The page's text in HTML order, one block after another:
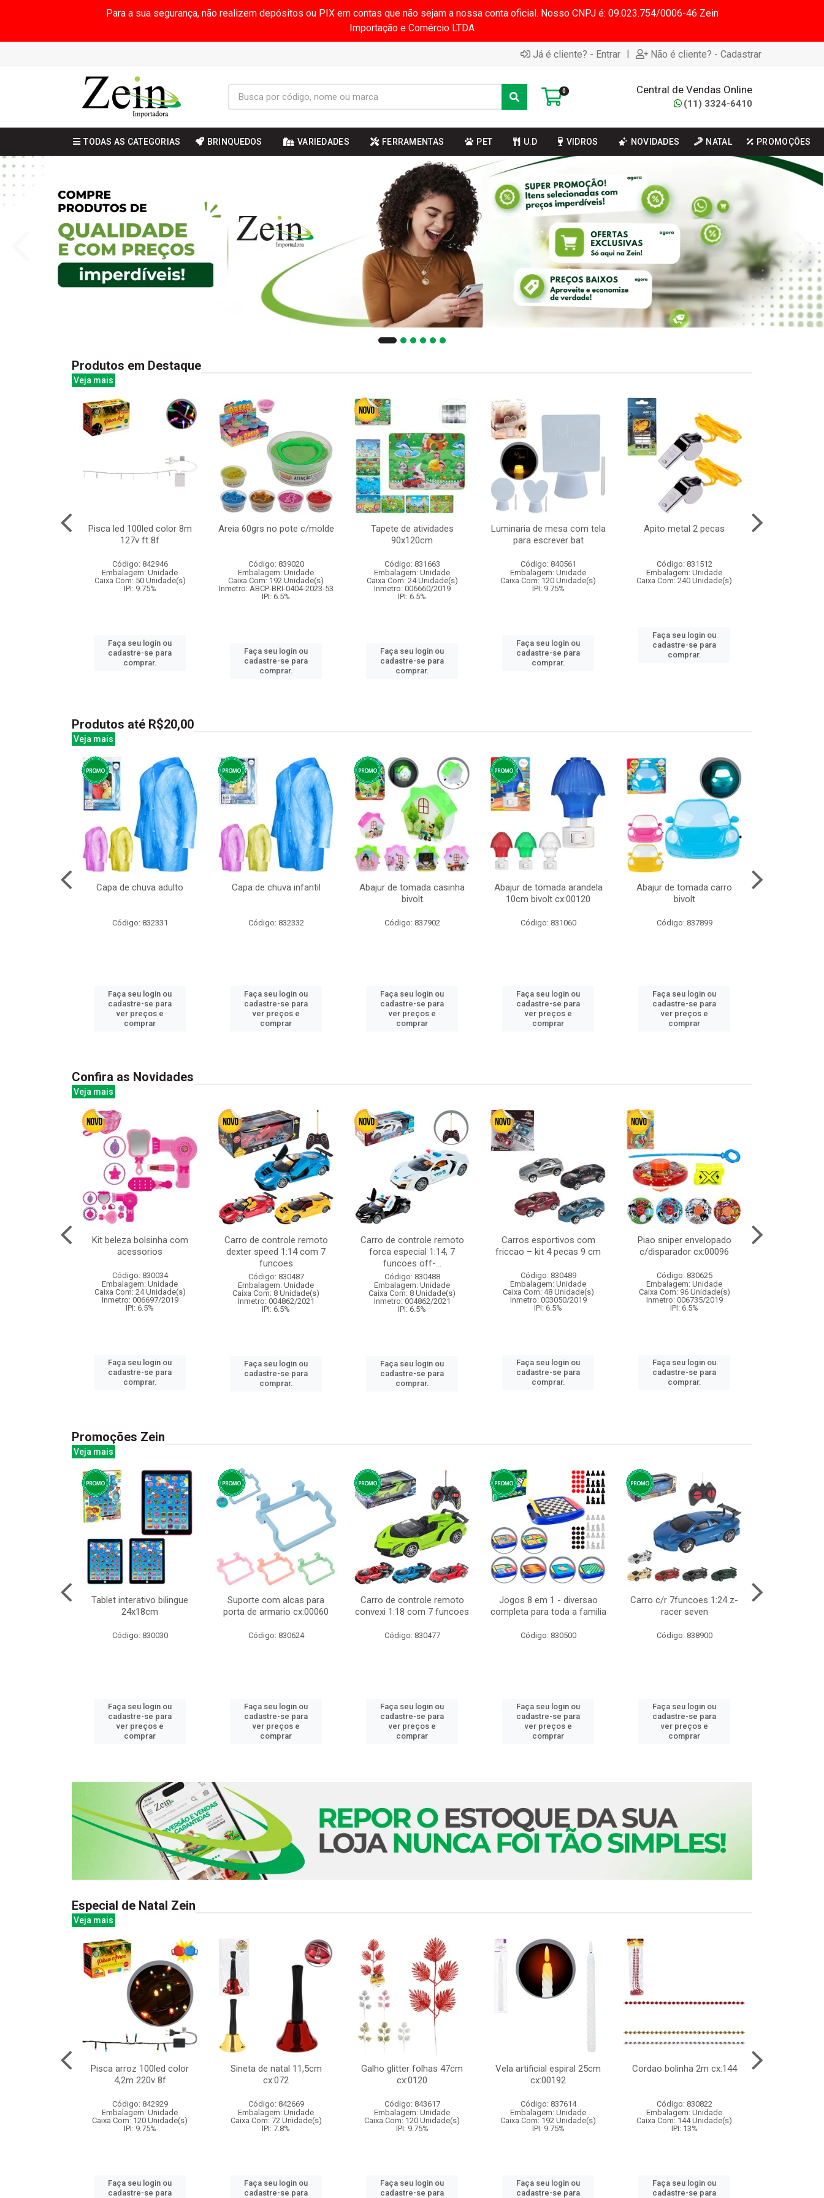
Para a sua segurança, não realizem depósitos ou PIX em contas que não sejam a nossa conta oficial. Nosso CNPJ é: 09.023.754/0006-46 Zein
Importação e Comércio LTDA
Já é cliente? - Entrar | Não é cliente? - Cadastrar
0 Central de Vendas Online
(11) 3324-6410
TODAS AS CATEGORIAS BRINQUEDOS VARIEDADES FERRAMENTAS PET U.D VIDROS NOVIDADES NATAL PROMOÇÕES
Produtos em Destaque
Veja mais
Pisca led 100led color 8m
127v ft 8f
Código: 842946
Embalagem: Unidade
Caixa Com: 50 Unidade(s)
IPI: 9.75%
Faça seu login ou
cadastre-se para
comprar.
Areia 60grs no pote c/molde
Código: 839020
Embalagem: Unidade
Caixa Com: 192 Unidade(s)
Inmetro: ABCP-BRI-0404-2023-53
IPI: 6.5%
Faça seu login ou
cadastre-se para
comprar.
Tapete de atividades
90x120cm
Código: 831663
Embalagem: Unidade
Caixa Com: 24 Unidade(s)
Inmetro: 006660/2019
IPI: 6.5%
Faça seu login ou
cadastre-se para
comprar.
Luminaria de mesa com tela
para escrever bat
Código: 840561
Embalagem: Unidade
Caixa Com: 120 Unidade(s)
IPI: 9.75%
Faça seu login ou
cadastre-se para
comprar.
Apito metal 2 pecas
Código: 831512
Embalagem: Unidade
Caixa Com: 240 Unidade(s)
Faça seu login ou
cadastre-se para
comprar.
Produtos até R$20,00
Veja mais
Capa de chuva adulto
Código: 832331
Faça seu login ou
cadastre-se para
ver preços e
comprar
Capa de chuva infantil
Código: 832332
Faça seu login ou
cadastre-se para
ver preços e
comprar
Abajur de tomada casinha
bivolt
Código: 837902
Faça seu login ou
cadastre-se para
ver preços e
comprar
Abajur de tomada arandela
10cm bivolt cx:00120
Código: 831060
Faça seu login ou
cadastre-se para
ver preços e
comprar
Abajur de tomada carro
bivolt
Código: 837899
Faça seu login ou
cadastre-se para
ver preços e
comprar
Confira as Novidades
Veja mais
Kit beleza bolsinha com
acessorios
Código: 830034
Embalagem: Unidade
Caixa Com: 24 Unidade(s)
Inmetro: 006697/2019
IPI: 6.5%
Faça seu login ou
cadastre-se para
comprar.
Carro de controle remoto
dexter speed 1:14 com 7
funcoes
Código: 830487
Embalagem: Unidade
Caixa Com: 8 Unidade(s)
Inmetro: 004862/2021
IPI: 6.5%
Faça seu login ou
cadastre-se para
comprar.
Carro de controle remoto
forca especial 1:14, 7
funcoes off-...
Código: 830488
Embalagem: Unidade
Caixa Com: 8 Unidade(s)
Inmetro: 004862/2021
IPI: 6.5%
Faça seu login ou
cadastre-se para
comprar.
Carros esportivos com
friccao – kit 4 pecas 9 cm
Código: 830489
Embalagem: Unidade
Caixa Com: 48 Unidade(s)
Inmetro: 003050/2019
IPI: 6.5%
Faça seu login ou
cadastre-se para
comprar.
Piao sniper envelopado
c/disparador cx:00096
Código: 830625
Embalagem: Unidade
Caixa Com: 96 Unidade(s)
Inmetro: 006735/2019
IPI: 6.5%
Faça seu login ou
cadastre-se para
comprar.
Promoções Zein
Veja mais
Tablet interativo bilingue
24x18cm
Código: 830030
Faça seu login ou
cadastre-se para
ver preços e
comprar
Suporte com alcas para
porta de armario cx:00060
Código: 830624
Faça seu login ou
cadastre-se para
ver preços e
comprar
Carro de controle remoto
convexi 1:18 com 7 funcoes
Código: 830477
Faça seu login ou
cadastre-se para
ver preços e
comprar
Jogos 8 em 1 - diversao
completa para toda a familia
Código: 830500
Faça seu login ou
cadastre-se para
ver preços e
comprar
Carro c/r 7funcoes 1:24 z-
racer seven
Código: 838900
Faça seu login ou
cadastre-se para
ver preços e
comprar
Especial de Natal Zein
Veja mais
Pisca arroz 100led color
4,2m 220v 8f
Código: 842929
Embalagem: Unidade
Caixa Com: 120 Unidade(s)
IPI: 9.75%
Faça seu login ou
cadastre-se para
Sineta de natal 11,5cm
cx:072
Código: 842669
Embalagem: Unidade
Caixa Com: 72 Unidade(s)
IPI: 7.8%
Faça seu login ou
cadastre-se para
Galho glitter folhas 47cm
cx:0120
Código: 843617
Embalagem: Unidade
Caixa Com: 120 Unidade(s)
IPI: 9.75%
Faça seu login ou
cadastre-se para
Vela artificial espiral 25cm
cx:00192
Código: 837614
Embalagem: Unidade
Caixa Com: 192 Unidade(s)
IPI: 9.75%
Faça seu login ou
cadastre-se para
Cordao bolinha 2m cx:144
Código: 830822
Embalagem: Unidade
Caixa Com: 144 Unidade(s)
IPI: 13%
Faça seu login ou
cadastre-se para